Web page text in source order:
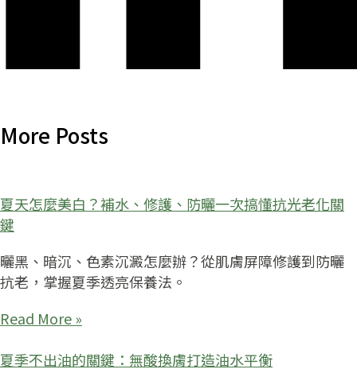
More Posts
夏天怎麼美白？補水、修護、防曬一次搞懂抗光老化關
鍵
曬黑、暗沉、色素沉澱怎麼辦？從肌膚屏障修護到防曬
抗老，掌握夏季透亮保養法。
Read More »
夏季不出油的關鍵：無酸換膚打造油水平衡